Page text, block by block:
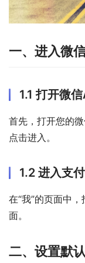
一、进入微
1.1 打开微
首先，打开您的微
点击进入。
1.2 进入支
在“我”的页面中
面。
二、设置默